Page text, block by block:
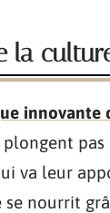
la
va leur
nourrit